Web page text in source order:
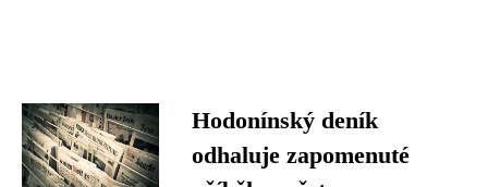
Hodonínský deník
odhaluje zapomenuté